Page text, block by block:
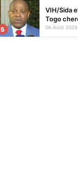
5
VIH/Sida
Togo
ses acquis
06 Août 2026